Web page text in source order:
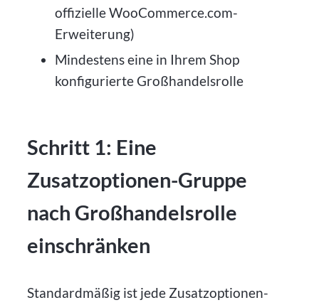
offizielle WooCommerce.com-
Erweiterung)
Mindestens eine in Ihrem Shop
konfigurierte Großhandelsrolle
Schritt 1: Eine
Zusatzoptionen-Gruppe
nach Großhandelsrolle
einschränken
Standardmäßig ist jede Zusatzoptionen-